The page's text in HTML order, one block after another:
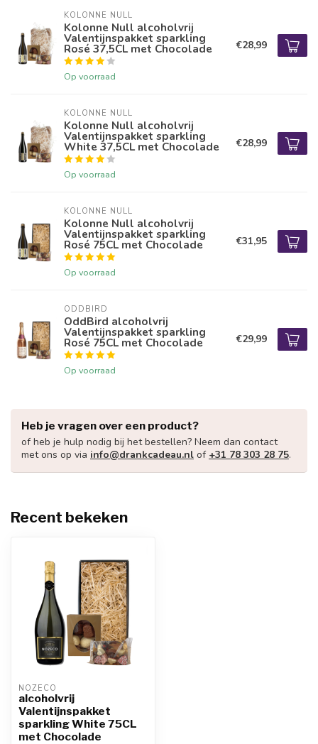
KOLONNE NULL
Kolonne Null alcoholvrij
Valentijnspakket sparkling
Rosé 37,5CL met Chocolade
Op voorraad
€28,99
KOLONNE NULL
Kolonne Null alcoholvrij
Valentijnspakket sparkling
White 37,5CL met Chocolade
Op voorraad
€28,99
KOLONNE NULL
Kolonne Null alcoholvrij
Valentijnspakket sparkling
Rosé 75CL met Chocolade
Op voorraad
€31,95
ODDBIRD
OddBird alcoholvrij
Valentijnspakket sparkling
Rosé 75CL met Chocolade
Op voorraad
€29,99
Heb je vragen over een product?
of heb je hulp nodig bij het bestellen? Neem dan contact
met ons op via info@drankcadeau.nl of +31 78 303 28 75.
Recent bekeken
NOZECO
alcoholvrij
Valentijnspakket
sparkling White 75CL
met Chocolade